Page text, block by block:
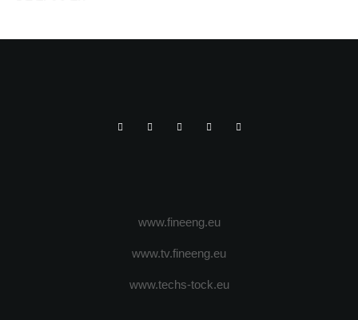
www.fineeng.eu
www.tv.fineeng.eu
www.techs-tock.eu